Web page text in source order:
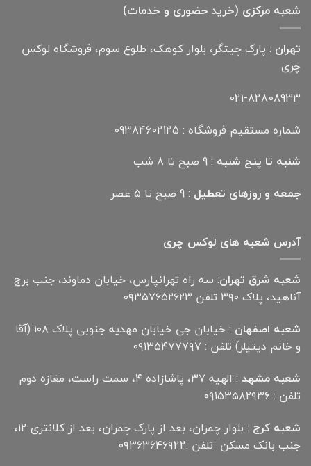
شعبه مرکزی (خرید حضوری و خدمات)
تهران : پارک چیتگر، بلوار کوهک، طلوع سوم، فروشگاه لوکس
چری
021-82808933
شماره مستقیم فروشگاه : 09384602125
شنبه تا پنج شنبه : 9 صبح تا 8 شب
جمعه و روزهای تعطیل : 9 صبح تا 5 عصر
آدرس شعبه های لوکس چری
شعبه شرق تهران: سه راه تهرانپارس، خیابان دماوند، جنب برج
آناهید، پلاک ۳۹۰ تلفن ۰۹۳۵۷۶۵۲۶۲۳
شعبه اصفهان
: خیابان جی خیابان مهدیه جنوبی پلاک ۱۰۸ (آقا
و خانم دیتیلر) تلفن : ۰۹۱۳۵۴۷۷۷۹۷
شعبه مشهد
: الهیه ۳۷، پاشازاده ۴، سمت راست، مغازه دوم
تلفن : ۰۹۱۵۳۵۸۲۹۳۶
شعبه کرج
: بلوار چمران، بعد از پارک چمران، بعد از کلانتری 12،
جنب بانک مسکن تلفن :۰۹۳۶۳۶۴۶۹22